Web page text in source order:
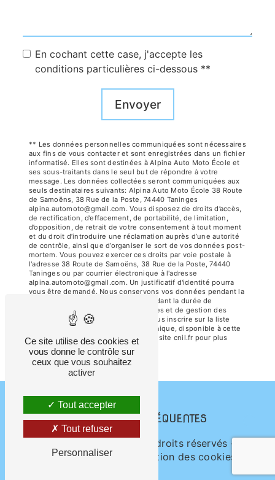
En cochant cette case, j'accepte les
conditions particulières ci-dessous **
Envoyer
** Les données personnelles communiquées sont nécessaires
aux fins de vous contacter et sont enregistrées dans un fichier
informatisé. Elles sont destinées à Alpina Auto Moto École et
ses sous-traitants dans le seul but de répondre à votre
message. Les données collectées seront communiquées aux
seuls destinataires suivants: Alpina Auto Moto École 38 Route
de Samoëns, 38 Rue de la Poste, 74440 Taninges
alpina.automoto@gmail.com. Vous disposez de droits d’accès,
de rectification, d’effacement, de portabilité, de limitation,
d’opposition, de retrait de votre consentement à tout moment
et du droit d’introduire une réclamation auprès d’une autorité
de contrôle, ainsi que d’organiser le sort de vos données post-
mortem. Vous pouvez exercer ces droits par voie postale à
l'adresse 38 Route de Samoëns, 38 Rue de la Poste, 74440
Taninges ou par courrier électronique à l'adresse
alpina.automoto@gmail.com. Un justificatif d'identité pourra
vous être demandé. Nous conservons vos données pendant la
période de prise de contact puis pendant la durée de
prescription légale aux fins probatoires et de gestion des
contentieux. Vous avez le droit de vous inscrire sur la liste
d'opposition au démarchage téléphonique, disponible à cette
adresse: Bloctel.gouv.fr. Consultez le site cnil.fr pour plus
d’informations sur vos droits.
RECHERCHES FRÉQUENTES
- 2026 - Tous droits réservés -
Mentions légales
Gestion des cookies
Ce site utilise des cookies et
vous donne le contrôle sur
ceux que vous souhaitez
activer
Tout accepter
Tout refuser
Personnaliser